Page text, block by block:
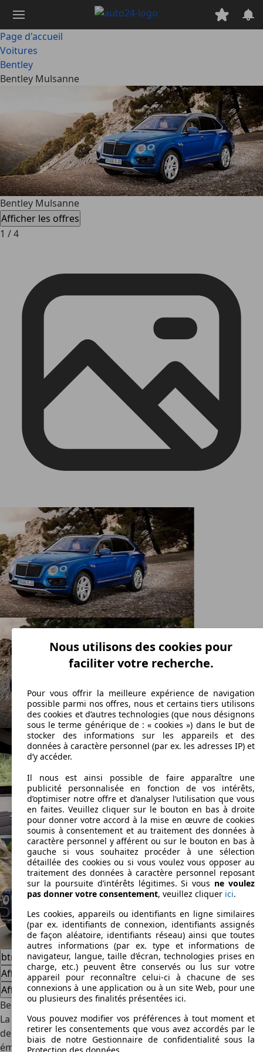
contenu
principal
Page d'accueil
Voitures
Bentley
Bentley Mulsanne
Bentley Mulsanne
Afficher les offres
1 /4
btnLabelPrevbtnLabelNext
Afficher les offres
Afficher les offres
Bentley Mulsanne
La troisième génération de Bentley Mulsanne est porteuse
de nombreux symboles, avec en premier lieu une totale
émancipation vis-à-vis de Rolls Royce. Pour certains, la
Nous utilisons des cookies pour
faciliter votre recherche.
Pour vous offrir la meilleure expérience de navigation
possible parmi nos offres, nous et certains tiers utilisons
des cookies et d’autres technologies (que nous désignons
sous le terme générique de : « cookies ») dans le but de
stocker des informations sur les appareils et des
données à caractère personnel (par ex. les adresses IP) et
d’y accéder.
Il nous est ainsi possible de faire apparaître une
publicité personnalisée en fonction de vos intérêts,
d’optimiser notre offre et d’analyser l’utilisation que vous
en faites. Veuillez cliquer sur le bouton en bas à droite
pour donner votre accord à la mise en œuvre de cookies
soumis à consentement et au traitement des données à
caractère personnel y afférent ou sur le bouton en bas à
gauche si vous souhaitez procéder à une sélection
détaillée des cookies ou si vous voulez vous opposer au
traitement des données à caractère personnel reposant
sur la poursuite d’intérêts légitimes. Si vous ne voulez
pas donner votre consentement, veuillez cliquer ici.
Les cookies, appareils ou identifiants en ligne similaires
(par ex. identifiants de connexion, identifiants assignés
de façon aléatoire, identifiants réseau) ainsi que toutes
autres informations (par ex. type et informations de
navigateur, langue, taille d’écran, technologies prises en
charge, etc.) peuvent être conservés ou lus sur votre
appareil pour reconnaître celui-ci à chacune de ses
connexions à une application ou à un site Web, pour une
ou plusieurs des finalités présentées ici.
Vous pouvez modifier vos préférences à tout moment et
retirer les consentements que vous avez accordés par le
biais de notre Gestionnaire de confidentialité sous la